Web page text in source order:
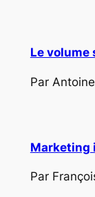
Le volume
Par
Marketing
Par